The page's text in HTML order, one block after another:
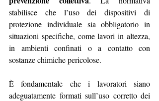
stabilisce che l’uso dei dispositivi di
protezione individuale sia obbligatorio in
situazioni specifiche, come lavori in altezza,
in ambienti confinati o a contatto con
sostanze chimiche pericolose.
È fondamentale che i lavoratori siano
adeguatamente formati sull’uso corretto dei